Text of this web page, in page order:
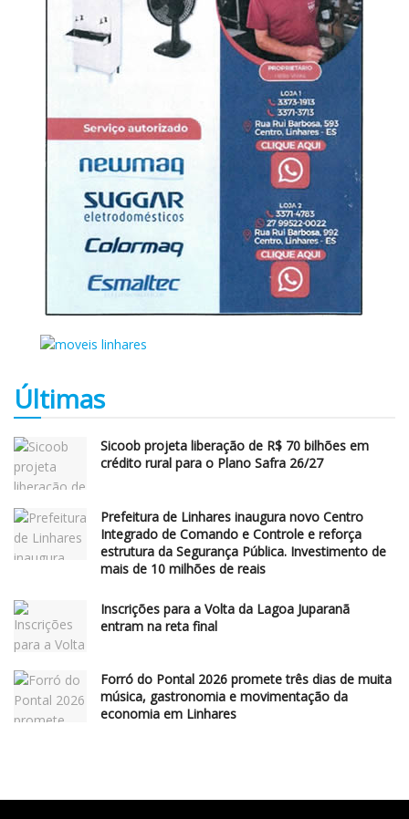
Últimas
Sicoob projeta liberação de R$ 70 bilhões em
crédito rural para o Plano Safra 26/27
Prefeitura de Linhares inaugura novo Centro
Integrado de Comando e Controle e reforça
estrutura da Segurança Pública. Investimento de
mais de 10 milhões de reais
Inscrições para a Volta da Lagoa Juparanã
entram na reta final
Forró do Pontal 2026 promete três dias de muita
música, gastronomia e movimentação da
economia em Linhares